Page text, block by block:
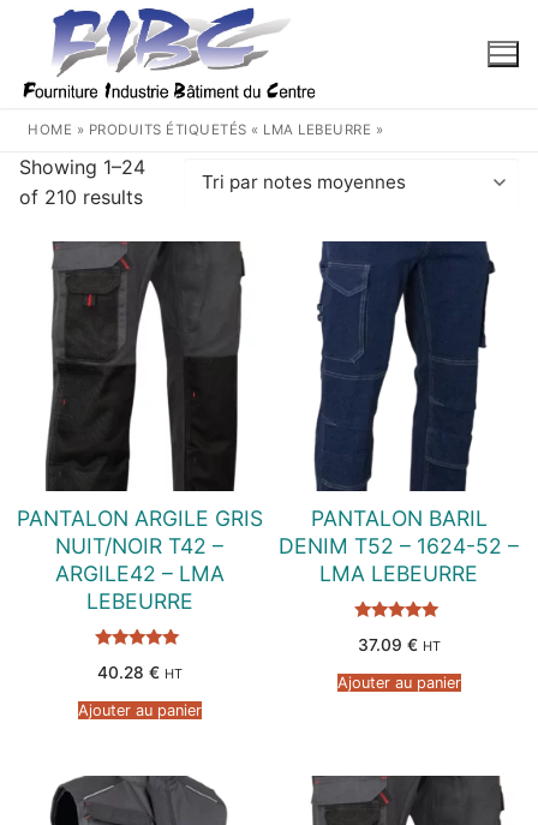
contenu
HOME » PRODUITS ÉTIQUETÉS « LMA LEBEURRE »
Showing 1–24
of 210 results
Trié
note
moyenne
PANTALON ARGILE GRIS
NUIT/NOIR T42 –
ARGILE42 – LMA
LEBEURRE
5.00
40.28 € HT
Ajouter au panier
PANTALON BARIL
DENIM T52 – 1624-52 –
LMA LEBEURRE
5.00
37.09 € HT
Ajouter au panier